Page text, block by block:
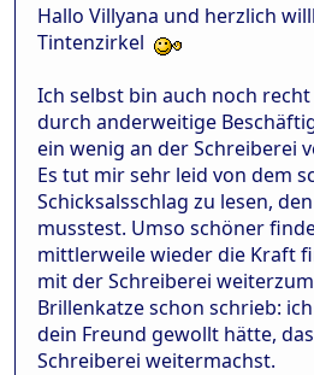
Hallo Villyana und herzlich
Tintenzirkel
Ich selbst bin auch noch
durch anderweitige
ein wenig an der Schreiberei
Es tut mir sehr leid von dem
Schicksalsschlag zu lesen,
musstest. Umso schöner
mittlerweile wieder die Kraft
mit der Schreiberei
Brillenkatze schon schrieb:
dein Freund gewollt hätte,
Schreiberei weitermachst.